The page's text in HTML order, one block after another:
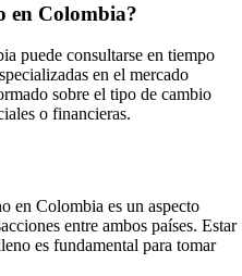
en Colombia?
puede consultarse en tiempo
en el mercado
sobre el tipo de cambio
o financieras.
en Colombia es un aspecto
entre ambos países. Estar
es fundamental para tomar